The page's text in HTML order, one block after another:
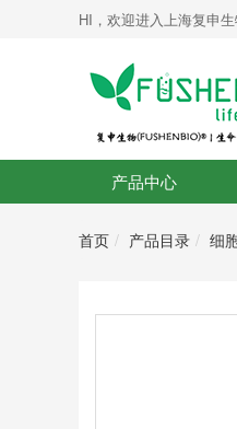
HI，欢迎进入上海复申
产品中心
首页 产品目录 细